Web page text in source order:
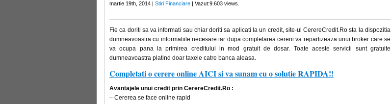
martie 19th, 2014 | Stiri Financiare | Vazut:9.603 views.
Fie ca doriti sa va informati sau chiar doriti sa aplicati la un credit, site-ul CerereCredit.Ro sta la dispozitia
dumneavoastra cu informatiile necesare iar dupa completarea cererii va repartizeaza unui broker care se
va ocupa pana la primirea creditului in mod gratuit de dosar. Toate aceste servicii sunt gratuite
dumneavoastra platind doar taxele catre banca aleasa.
Completati o cerere online AICI si va sunam cu o solutie RAPIDA!!
Avantajele unui credit prin CerereCredit.Ro :
– Cererea se face online rapid